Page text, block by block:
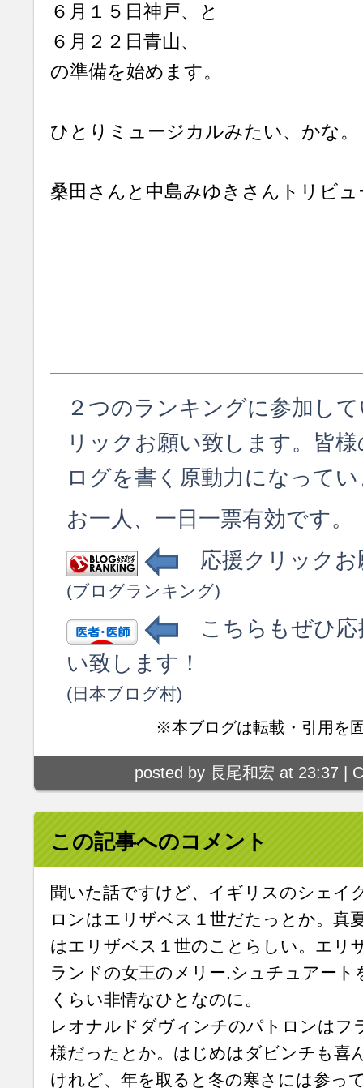
６月１５日神戸、と
６月２２日青山、
の準備を始めます。
ひとりミュージカルみたい、かな。
桑田さんと中島みゆきさんトリビュ
２つのランキングに参加し
リックお願い致します。皆
ログを書く原動力になって
お一人、一日一票有効です。
応援クリックお
(ブログランキング)
こちらもぜひ応
い致します！
(日本ブログ村)
※本ブログは転載・引用を
posted by 長尾和宏 at 23:37 |
この記事へのコメント
聞いた話ですけど、イギリスのシェイ
ロンはエリザベス１世だたっとか。真
はエリザベス１世のことらしい。エリ
ランドの女王のメリー.シュチュアート
くらい非情なひとなのに。
レオナルドダヴィンチのパトロンはフ
様だったとか。はじめはダビンチも喜
けれど、年を取ると冬の寒さには参っ